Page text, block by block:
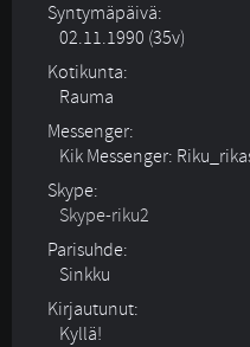
Syntymäpäivä:
02.11.1990 (35v)
Kotikunta:
Rauma
Messenger:
Kik Messenger:
Skype:
Skype-riku2
Parisuhde:
Sinkku
Kirjautunut:
Kyllä!